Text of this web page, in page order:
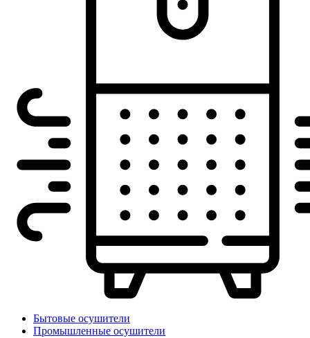
Бытовые осушители
Промышленные осушители